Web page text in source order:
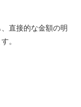
直接的な金額の明
。